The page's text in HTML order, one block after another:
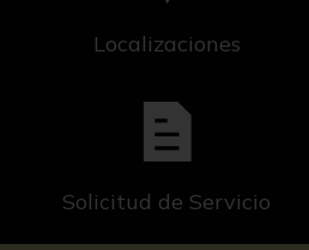
Localizaciones
Solicitud de Servicio